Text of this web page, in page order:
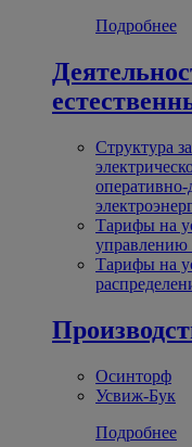
Подробнее
Структура
Тарифы на
управлению
Тарифы на
Осинторф
Усвиж-Бук
Подробнее